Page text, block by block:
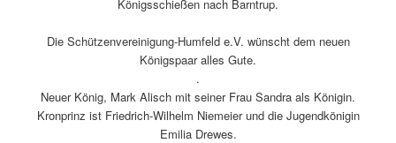
Königsschießen nach Barntrup.
Die Schützenvereinigung-Humfeld e.V. wünscht dem neuen
Königspaar alles Gute.
.
Neuer König, Mark Alisch mit seiner Frau Sandra als Königin.
Kronprinz ist Friedrich-Wilhelm Niemeier und die Jugendkönigin
Emilia Drewes.